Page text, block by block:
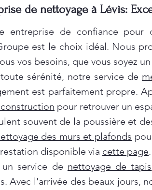
de nettoyage à Lévis:
entreprise de confiance
est le choix idéal. Nous
vos besoins, que vous soyez
sérénité, notre service de
est parfaitement propre.
pour retrouver un
souvent de la poussière et
des murs et plafonds
disponible via cette page.
service de nettoyage de tapis
Avec l'arrivée des beaux jours,